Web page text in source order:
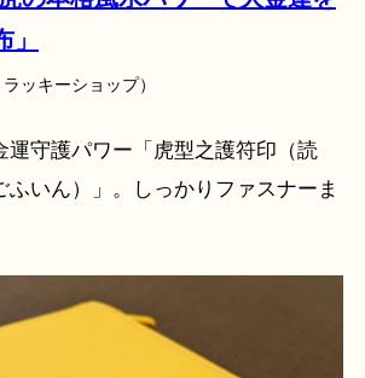
ッキーショップ）
運守護パワー「虎型之護符印（読
ふいん）」。しっかりファスナーま